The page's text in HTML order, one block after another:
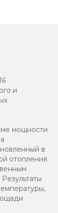
и
мощности
в
отопления